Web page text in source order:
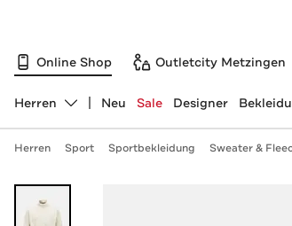
Online Shop Outletcity Metzingen
Abteilung ändern, ausgewählt:
Herren Neu Sale Designer
Herren Sport Sportbekleidung Sweater &